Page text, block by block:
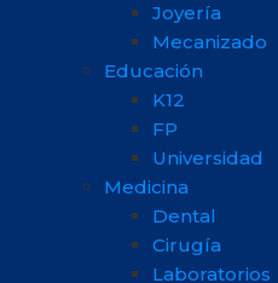
Joyería
Mecanizado
Educación
K12
FP
Universidad
Medicina
Dental
Cirugía
Laboratorios